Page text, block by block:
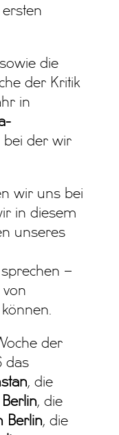
die
der Kritik
in
bei der wir
wir uns bei
in diesem
unseres
–
von
der
das
, die
, die
Berlin, die